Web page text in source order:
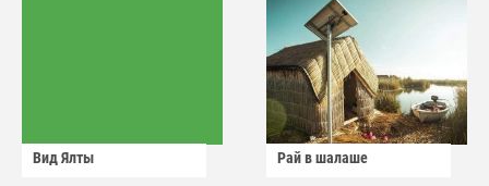
Вид Ялты Рай в шалаше